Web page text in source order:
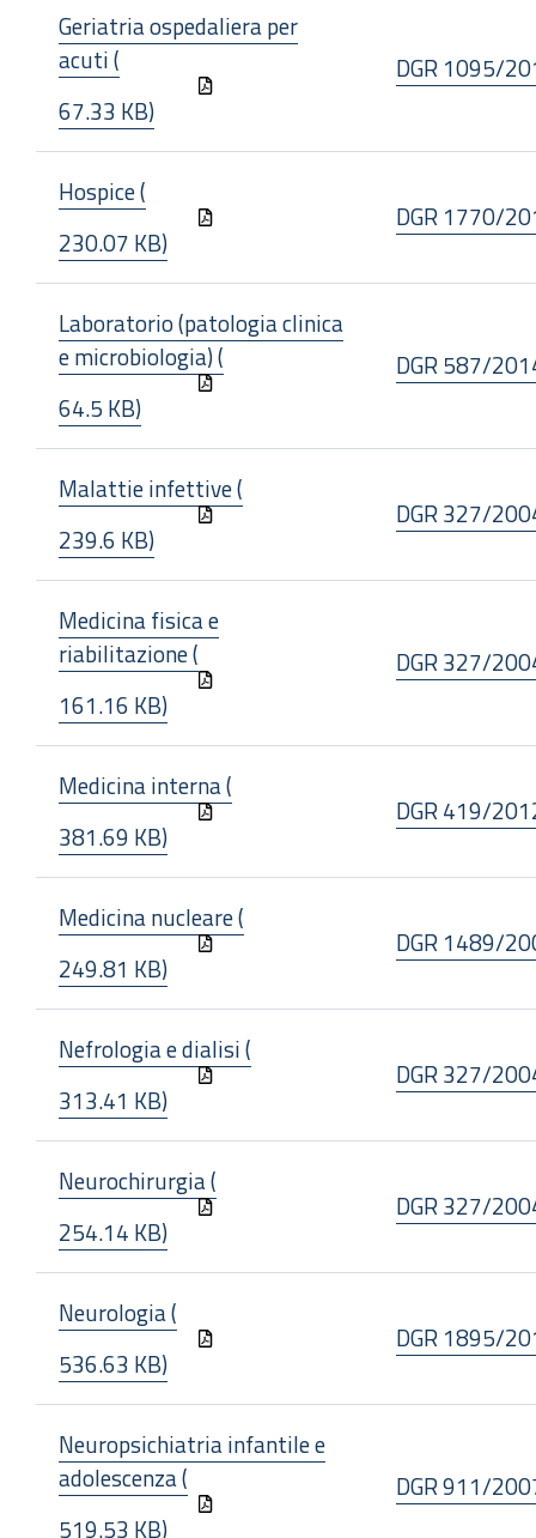
Geriatria ospedaliera per
acuti (
67.33 KB)
DGR 1095/
Hospice (
230.07 KB)
DGR 1770/
Laboratorio (patologia clinica
e microbiologia) (
64.5 KB)
DGR 587/
Malattie infettive (
239.6 KB)
DGR 327/
Medicina fisica e
riabilitazione (
161.16 KB)
DGR 327/
Medicina interna (
381.69 KB)
DGR 419/
Medicina nucleare (
249.81 KB)
DGR 1489/
Nefrologia e dialisi (
313.41 KB)
DGR 327/
Neurochirurgia (
254.14 KB)
DGR 327/
Neurologia (
536.63 KB)
DGR 1895/
Neuropsichiatria infantile e
adolescenza (
519.53 KB)
DGR 911/